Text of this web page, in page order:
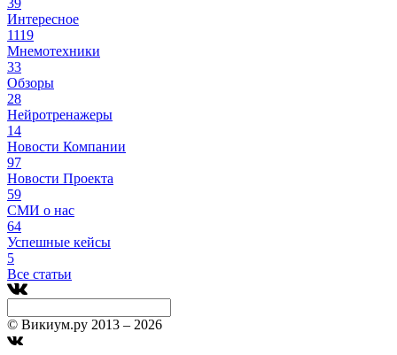
39
Интересное
1119
Мнемотехники
33
Обзоры
28
Нейротренажеры
14
Новости Компании
97
Новости Проекта
59
СМИ о нас
64
Успешные кейсы
5
Все статьи
© Викиум.ру 2013 – 2026